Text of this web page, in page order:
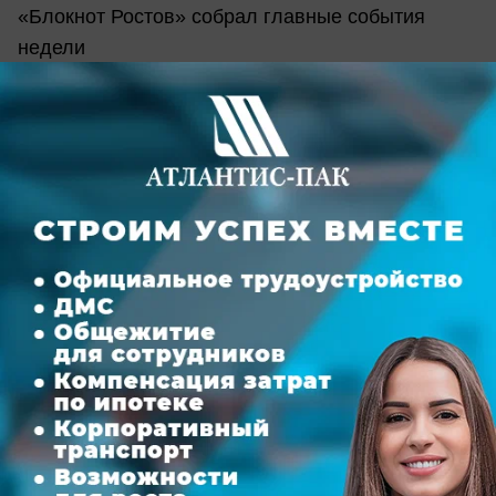
«Блокнот Ростов» собрал главные события
недели
вчера в 15:00 1